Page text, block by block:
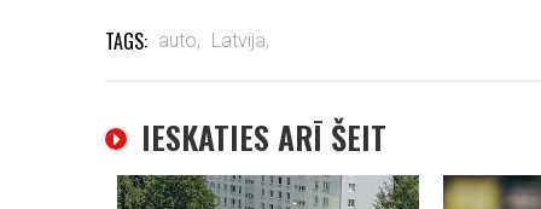
TAGS: auto, Latvija,
IESKATIES ARĪ ŠEIT